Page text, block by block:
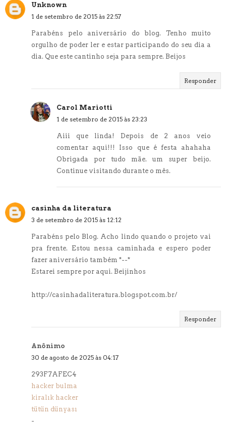
Unknown
1 de setembro de 2015 às 22:57
Parabéns pelo aniversário do blog. Tenho muito
orgulho de poder ler e estar participando do seu dia a
dia. Que este cantinho seja para sempre. Beijos
Responder
Carol Mariotti
1 de setembro de 2015 às 23:23
Aiii que linda! Depois de 2 anos veio
comentar aqui!!! Isso que é festa ahahaha
Obrigada por tudo mãe. um super beijo.
Continue visitando durante o mês.
casinha da literatura
3 de setembro de 2015 às 12:12
Parabéns pelo Blog. Acho lindo quando o projeto vai
pra frente. Estou nessa caminhada e espero poder
fazer aniversário também *--*
Estarei sempre por aqui. Beijinhos
http://casinhadaliteratura.blogspot.com.br/
Responder
Anônimo
30 de agosto de 2025 às 04:17
293F7AFEC4
hacker bulma
kiralık hacker
tütün dünyası